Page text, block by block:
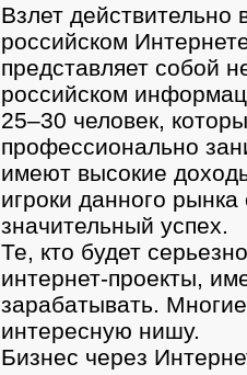
Взлет действительно
российском
представляет собой
российском
25–30 человек,
профессионально
имеют высокие
игроки данного
значительный успех.
Те, кто будет
интернет-проекты,
зарабатывать.
интересную нишу.
Бизнес через